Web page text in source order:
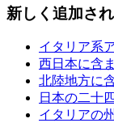
新しく追加さ
イタリア系
西日本に含
北陸地方に
日本の二十
イタリアの